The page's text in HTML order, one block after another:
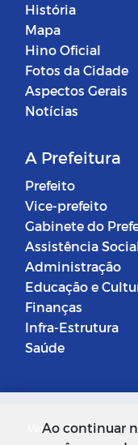
História
Mapa
Hino Oficial
Fotos da Cidade
Aspectos Gerais
Notícias
A Prefeitura
Prefeito
Vice-prefeito
Gabinete do
Assistência
Administração
Educação e
Finanças
Infra-Estrutura
Saúde
Versão do Sistema:
Ao continuar